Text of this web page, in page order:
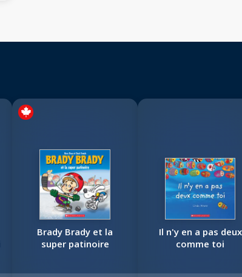
Brady Brady et la
super patinoire
Il n'y en a pas deux
comme toi